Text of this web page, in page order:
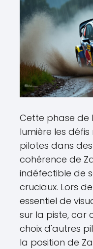
Cette phase de
lumière les
pilotes dans
cohérence de
indéfectible de
cruciaux. Lors
essentiel de
sur la piste, car
choix d'autres
la position de